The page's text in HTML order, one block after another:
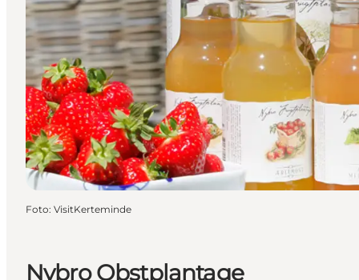
Nybro Obstplantage
Foto: VisitKerteminde